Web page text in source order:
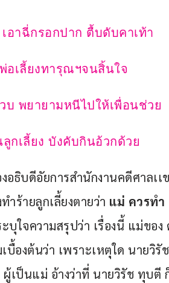
อาฉี่กรอกปาก ตื้บดับคาเท้า
อเลี้ยงทารุณฯจนสิ้นใจ
พยายามหนีไปให้เพื่อนช่วย
กเลี้ยง บังคับกินอ้วกด้วย
ธิบดีอัยการสำนักงานคดีศาลเเ
ร้ายลูกเลี้ยงตายว่า แม่ ควรทำ
ะบุใจความสรุปว่า เรื่องนี้ แม่ของ
องต้นว่า เพราะเหตุใด นายวิรัช
เป็นแม่ อ้างว่าที่ นายวิรัช ทุบตี